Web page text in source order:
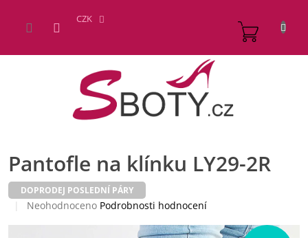
obsah
CZK
Pantofle na klínku LY29-2R
DOPRODEJ POSLEDNÍ PÁRY
Průměrné
Neohodnoceno Podrobnosti hodnocení